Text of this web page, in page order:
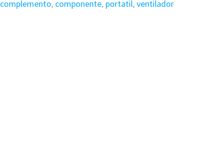
complemento, componente, portatil, ventilador